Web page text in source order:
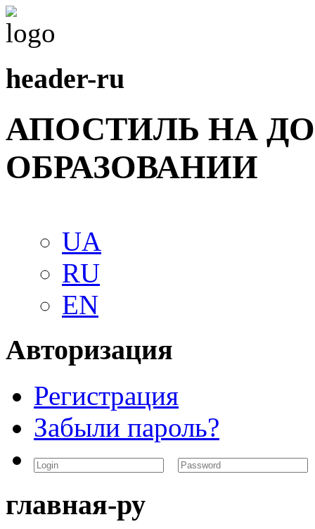
header-ru
АПОСТИЛЬ НА
ОБРАЗОВАНИИ
UA
RU
EN
Авторизация
Регистрация
Забыли пароль?
главная-ру